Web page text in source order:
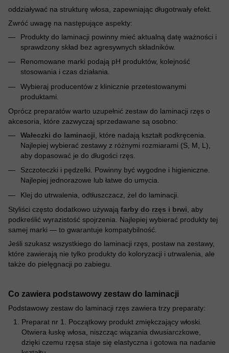
oddziaływać na strukturę włosa, zapewniając długotrwały efekt.
Zwróć uwagę na następujące aspekty:
Produkty do laminacji powinny mieć aktualną datę ważności i
sprawdzony skład bez agresywnych składników.
Renomowane marki podają pH produktów, kolejność
stosowania i czas działania.
Wybieraj producentów z klinicznie przetestowanymi
produktami.
Oprócz preparatów warto uzupełnić zestaw do laminacji rzęs o
akcesoria, które zazwyczaj sprzedawane są osobno:
Wałeczki do laminacji , które nadają kształt podkręcenia.
Najlepiej wybierać zestawy z różnymi rozmiarami (S, M, L),
aby dopasować je do długości rzęs.
Szczoteczki i pędzelki. Powinny być wygodne i higieniczne.
Najlepiej jednorazowe lub łatwe do umycia.
Klej do utrwalenia, odtłuszczacz, żel do laminacji.
Styliści często dodatkowo używają farby do rzęs i brwi , aby
podkreślić wyrazistość spojrzenia. Najlepiej wybierać produkty tej
samej marki — to gwarantuje kompatybilność.
Jeśli szukasz wszystkiego do laminacji rzęs, postaw na zestawy,
które zawierają nie tylko produkty do koloryzacji i utrwalenia, ale
także do pielęgnacji po zabiegu.
Co zawiera podstawowy zestaw do laminacji
Podstawowy zestaw do laminacji rzęs zawiera trzy preparaty:
Preparat nr 1. Początkowy produkt zmiękczający włoski.
Otwiera łuskę włosa, niszcząc wiązania dwusiarczkowe,
dzięki czemu rzęsa staje się elastyczna i gotowa na nadanie